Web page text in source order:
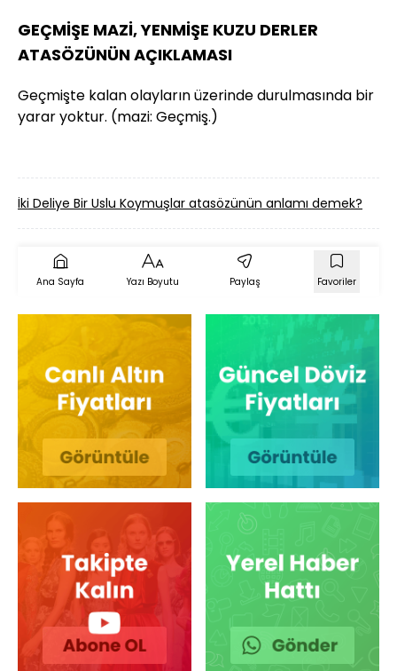
GEÇMİŞE MAZİ, YENMİŞE KUZU DERLER
ATASÖZÜNÜN AÇIKLAMASI
Geçmişte kalan olayların üzerinde durulmasında bir
yarar yoktur. (mazi: Geçmiş.)
İki Deliye Bir Uslu Koymuşlar atasözünün anlamı demek?
Ana Sayfa Yazı Boyutu Paylaş Favoriler